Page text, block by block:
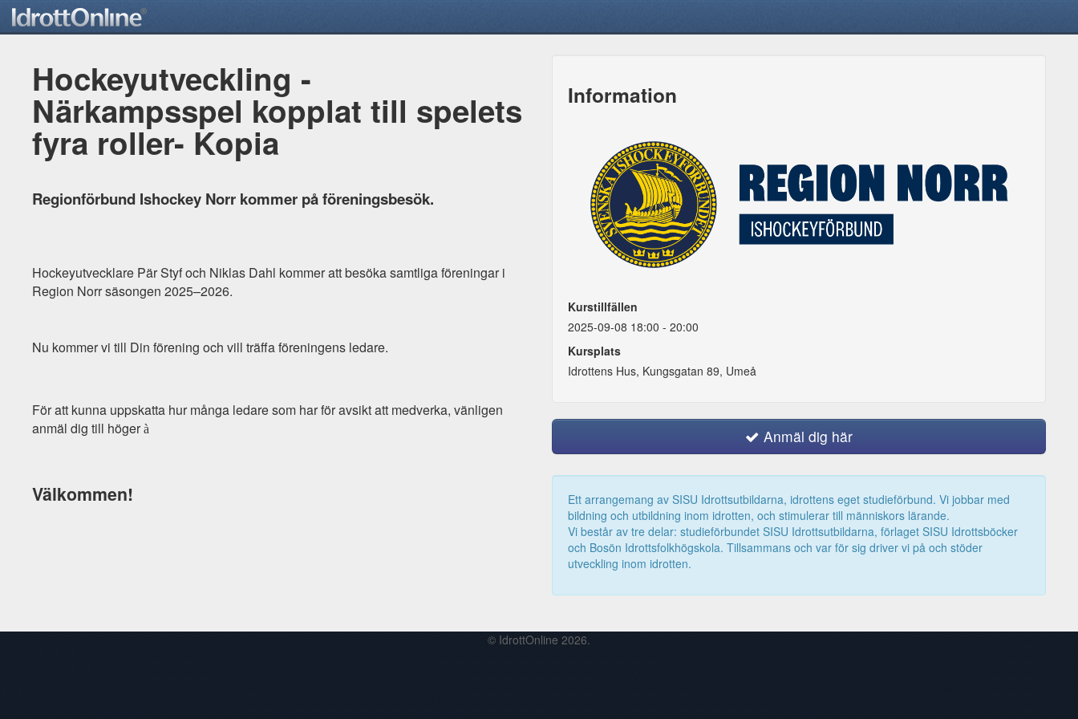
Hockeyutveckling -
Närkampsspel kopplat till spelets
fyra roller- Kopia
Regionförbund Ishockey Norr kommer på föreningsbesök.
Hockeyutvecklare Pär Styf och Niklas Dahl kommer att besöka samtliga föreningar i
Region Norr säsongen 2025–2026.
Nu kommer vi till Din förening och vill träffa föreningens ledare.
För att kunna uppskatta hur många ledare som har för avsikt att medverka, vänligen
anmäl dig till höger à
Välkommen!
Information
Kurstillfällen
2025-09-08 18:00 - 20:00
Kursplats
Idrottens Hus, Kungsgatan 89, Umeå
Anmäl dig här
Ett arrangemang av SISU Idrottsutbildarna, idrottens eget studieförbund. Vi jobbar med
bildning och utbildning inom idrotten, och stimulerar till människors lärande.
Vi består av tre delar: studieförbundet SISU Idrottsutbildarna, förlaget SISU Idrottsböcker
och Bosön Idrottsfolkhögskola. Tillsammans och var för sig driver vi på och stöder
utveckling inom idrotten.
© IdrottOnline 2026.